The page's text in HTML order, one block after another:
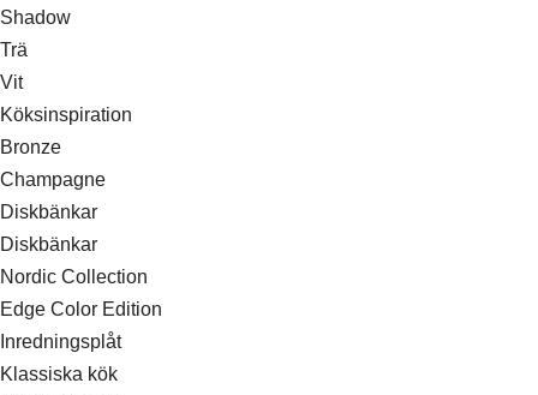
Shadow
Trä
Vit
Köksinspiration
Bronze
Champagne
Diskbänkar
Diskbänkar
Nordic Collection
Edge Color Edition
Inredningsplåt
Klassiska kök